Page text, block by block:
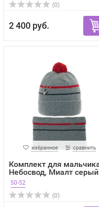
(0)
2 400 руб.
избранное сравнить
Комплект для
Небосвод, Миалт
50-52
(0)